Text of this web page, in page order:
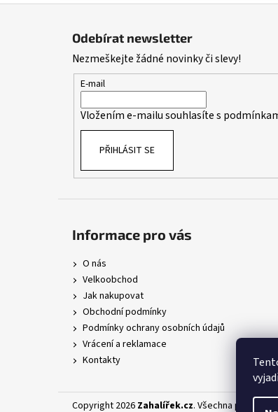
Odebírat newsletter
Nezmeškejte žádné novinky či slevy!
E-mail
Vložením e-mailu souhlasíte s
PŘIHLÁSIT SE
Informace pro vás
O nás
Velkoobchod
Jak nakupovat
Obchodní podmínky
Podmínky ochrany osobních údajů
Vrácení a reklamace
Kontakty
Copyright 2026 Zahalířek.cz. Všechna práva